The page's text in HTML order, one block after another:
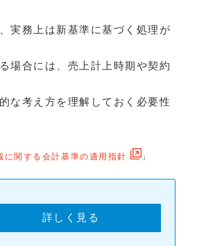
実務上は新基準に基づく処理が
場合には、売上計上時期や契約
な考え方を理解しておく必要性
関する会計基準の適用指針 」
詳しく見る